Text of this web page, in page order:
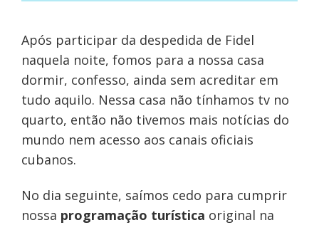
Após participar da despedida de Fidel
naquela noite, fomos para a nossa casa
dormir, confesso, ainda sem acreditar em
tudo aquilo. Nessa casa não tínhamos tv no
quarto, então não tivemos mais notícias do
mundo nem acesso aos canais oficiais
cubanos.
No dia seguinte, saímos cedo para cumprir
nossa programação turística original na